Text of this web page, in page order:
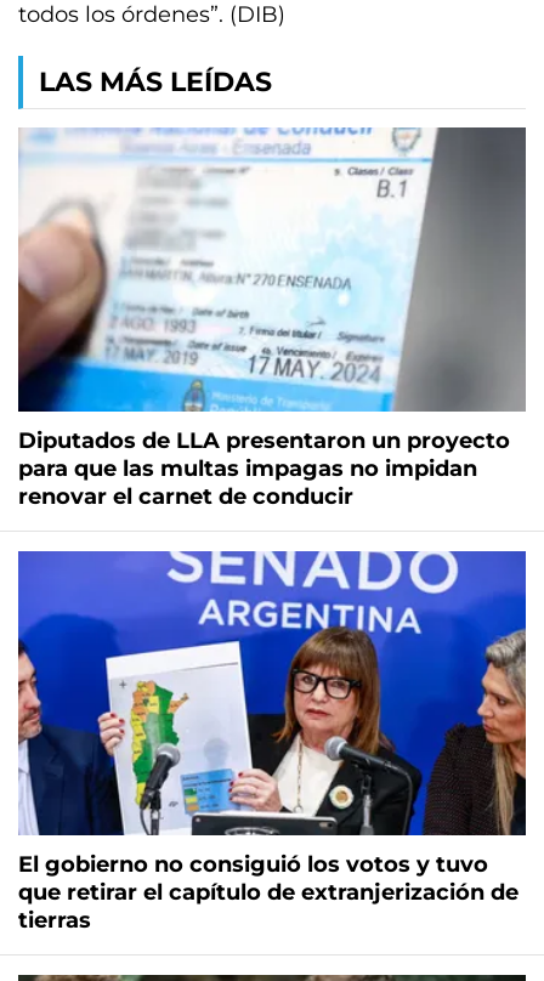
todos los órdenes”. (DIB)
LAS MÁS LEÍDAS
Diputados de LLA presentaron un proyecto
para que las multas impagas no impidan
renovar el carnet de conducir
El gobierno no consiguió los votos y tuvo
que retirar el capítulo de extranjerización de
tierras